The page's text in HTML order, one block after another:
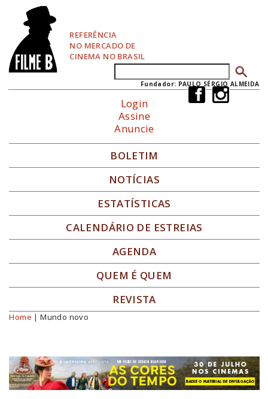
REFERÊNCIA
NO MERCADO DE
CINEMA NO BRASIL
Formulário de busca
Fundador: PAULO SÉRGIO ALMEIDA
Login
Assine
Anuncie
BOLETIM
NOTÍCIAS
ESTATÍSTICAS
CALENDÁRIO DE ESTREIAS
AGENDA
QUEM É QUEM
REVISTA
Você está aqui
Home | Mundo novo